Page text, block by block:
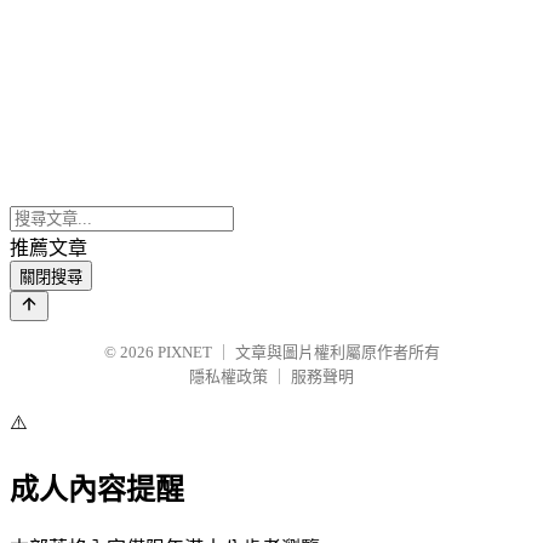
推薦文章
關閉搜尋
© 2026 PIXNET
文章與圖片權利屬原作者所有
隱私權政策
服務聲明
⚠️
成人內容提醒